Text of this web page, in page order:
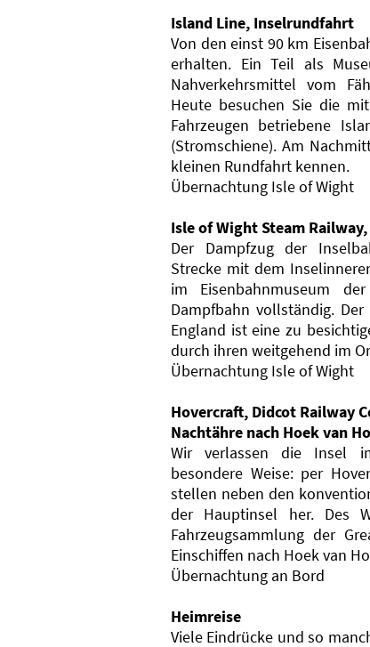
Island Line, Inselrundfahrt
Von den einst 90 km
erhalten. Ein Teil als
Nahverkehrsmittel vom
Heute besuchen Sie die
Fahrzeugen betriebene
(Stromschiene). Am
kleinen Rundfahrt kennen.
Übernachtung Isle of Wight
Isle of Wight Steam
Der Dampfzug der
Strecke mit dem
im Eisenbahnmuseum
Dampfbahn vollständig.
England ist eine zu
durch ihren weitgehend im
Übernachtung Isle of Wight
Hovercraft, Didcot Railway
Nachtähre nach Hoek van
Wir verlassen die Insel
besondere Weise: per
stellen neben den
der Hauptinsel her. Des
Fahrzeugsammlung der
Einschiffen nach Hoek van
Übernachtung an Bord
Heimreise
Viele Eindrücke und so